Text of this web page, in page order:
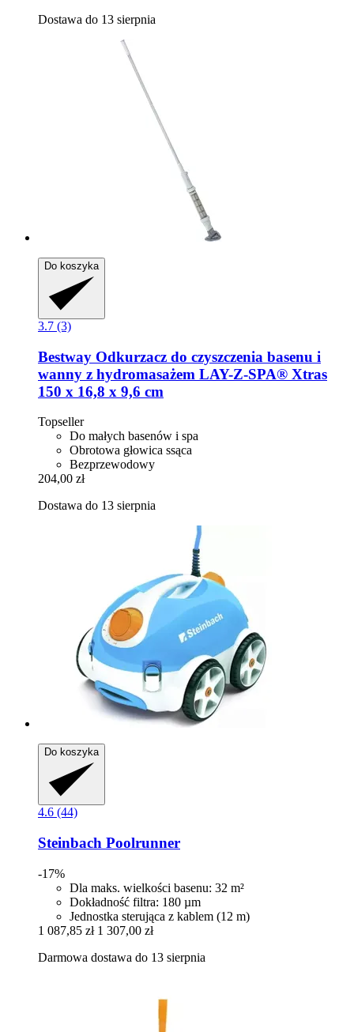
Dostawa do 13 sierpnia
Do koszyka
3.7 (3)
Bestway Odkurzacz do czyszczenia basenu i
wanny z hydromasażem LAY-​Z-​SPA® Xtras
150 x 16,8 x 9,6 cm
Topseller
Do małych basenów i spa
Obrotowa głowica ssąca
Bezprzewodowy
204,00 zł
Dostawa do 13 sierpnia
Do koszyka
4.6 (44)
Steinbach Poolrunner
-17%
Dla maks. wielkości basenu: 32 m²
Dokładność filtra: 180 µm
Jednostka sterująca z kablem (12 m)
1 087,85 zł 1 307,00 zł
Darmowa dostawa do 13 sierpnia